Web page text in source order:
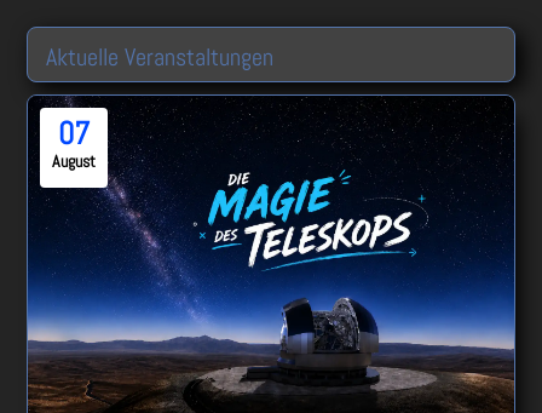
Aktuelle Veranstaltungen
07
August